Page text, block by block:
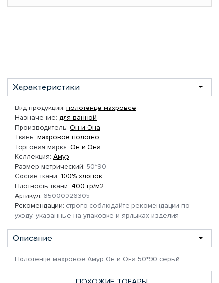
Характеристики
Вид продукции: полотенце махровое
Назначение: для ванной
Производитель: Он и Она
Ткань: махровое полотно
Торговая марка: Он и Она
Коллекция: Амур
Размер метрический: 50*90
Состав ткани: 100% хлопок
Плотность ткани: 400 гр/м2
Артикул: 65000026305
Рекомендации: строго соблюдайте рекомендации по
уходу, указанные на упаковке и ярлыках изделия
Описание
Полотенце махровое Амур Он и Она 50*90 серый